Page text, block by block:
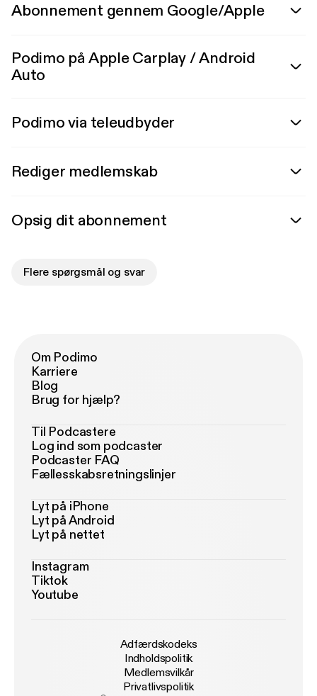
Abonnement gennem Google/Apple
Podimo på Apple Carplay / Android
Auto
Podimo via teleudbyder
Rediger medlemskab
Opsig dit abonnement
Flere spørgsmål og svar
Om Podimo
Karriere
Blog
Brug for hjælp?
Til Podcastere
Log ind som podcaster
Podcaster FAQ
Fællesskabsretningslinjer
Lyt på iPhone
Lyt på Android
Lyt på nettet
Instagram
Tiktok
Youtube
Adfærdskodeks
Indholdspolitik
Medlemsvilkår
Privatlivspolitik